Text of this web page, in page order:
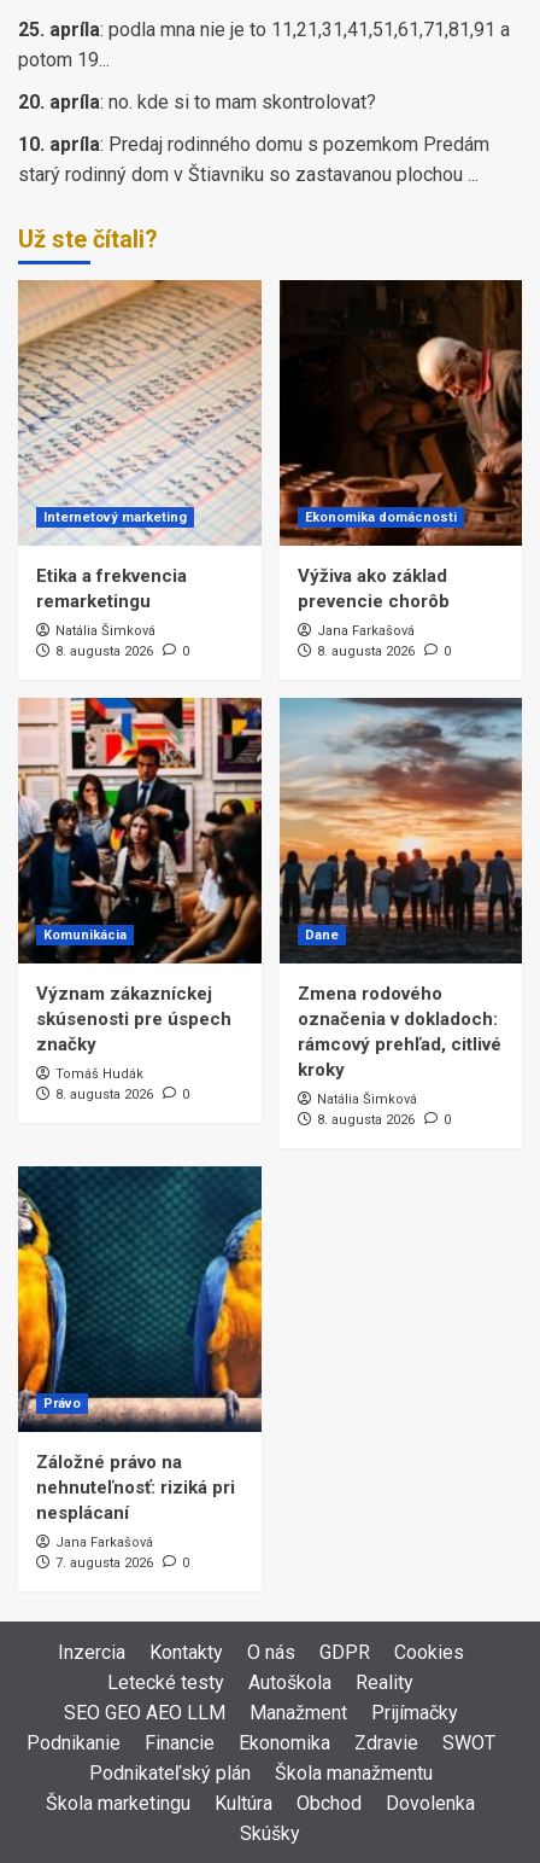
25. apríla: podla mna nie je to 11,21,31,41,51,61,71,81,91 a
potom 19...
20. apríla: no. kde si to mam skontrolovat?
10. apríla: Predaj rodinného domu s pozemkom Predám
starý rodinný dom v Štiavniku so zastavanou plochou ...
Už ste čítali?
Internetový marketing
Etika a frekvencia
remarketingu
Natália Šimková
8. augusta 2026
0
Ekonomika domácnosti
Výživa ako základ
prevencie chorôb
Jana Farkašová
8. augusta 2026
0
Komunikácia
Význam zákazníckej
skúsenosti pre úspech
značky
Tomáš Hudák
8. augusta 2026
0
Dane
Zmena rodového
označenia v dokladoch:
rámcový prehľad, citlivé
kroky
Natália Šimková
8. augusta 2026
0
Právo
Záložné právo na
nehnuteľnosť: riziká pri
nesplácaní
Jana Farkašová
7. augusta 2026
0
Inzercia Kontakty O nás GDPR
Cookies
Letecké testy
Autoškola
Reality
SEO GEO AEO LLM
Manažment
Prijímačky
Podnikanie
Financie Ekonomika Zdravie
SWOT
Podnikateľský plán
Škola manažmentu
Škola marketingu
Kultúra Obchod
Dovolenka
Skúšky